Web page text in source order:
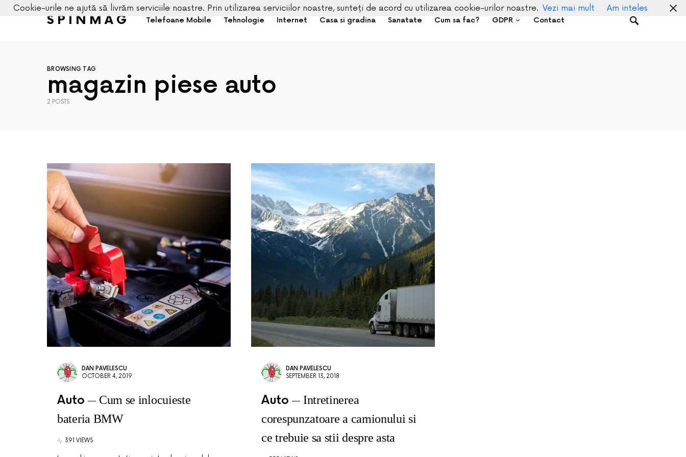
SPINMAG Telefoane Mobile Tehnologie Internet Casa si gradina Sanatate Cum sa fac? GDPR Contact
BROWSING TAG
magazin piese auto
2 POSTS
DAN PAVELESCU
OCTOBER 4, 2019
Auto
Cum se inlocuieste
bateria BMW
391 VIEWS
DAN PAVELESCU
SEPTEMBER 13, 2018
Auto
Intretinerea
corespunzatoare a camionului si
ce trebuie sa stii despre asta
Cookie-urile ne ajută să livrăm serviciile noastre. Prin utilizarea serviciilor noastre, sunteți de acord cu utilizarea cookie-urilor noastre. Vezi mai mult Am inteles